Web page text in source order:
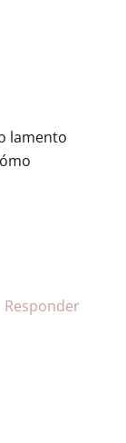
lamento
Responder